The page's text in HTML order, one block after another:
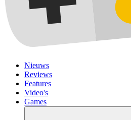
Nieuws
Reviews
Features
Video's
Games